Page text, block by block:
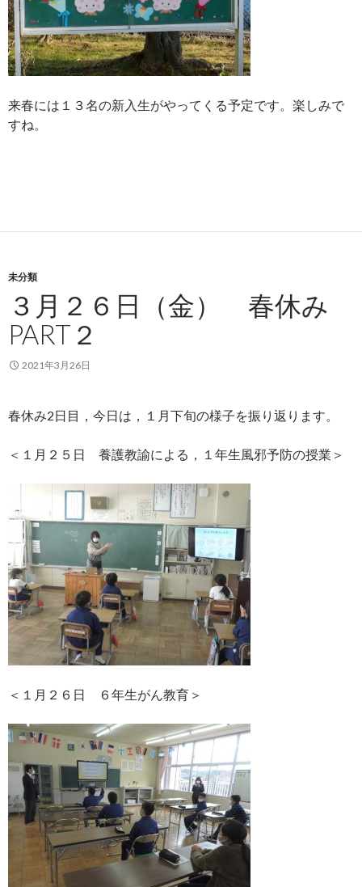
来春には１３名の新入生がやってくる予定です。楽しみで
すね。
未分類
３月２６日（金） 春休み
PART２
2021年3月26日
春休み2日目，今日は，１月下旬の様子を振り返ります。
＜１月２５日 養護教諭による，１年生風邪予防の授業＞
＜１月２６日 ６年生がん教育＞